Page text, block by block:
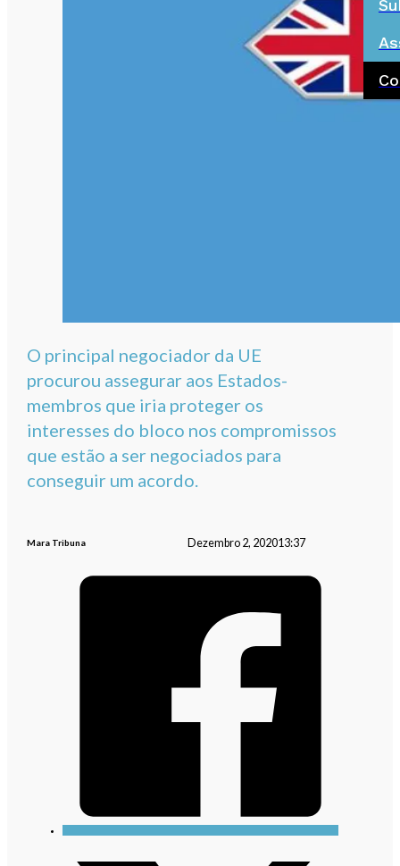
O principal negociador da UE
procurou assegurar aos Estados-
membros que iria proteger os
interesses do bloco nos compromissos
que estão a ser negociados para
conseguir um acordo.
Mara Tribuna Dezembro 2, 202013:37